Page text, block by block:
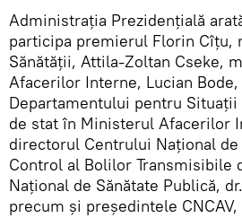
Administrația Prezidențială
participa premierul Florin
Sănătăţii, Attila-Zoltan Cseke,
Afacerilor Interne, Lucian
Departamentului pentru
de stat în Ministerul Afacerilor
directorul Centrului Naţional de
Control al Bolilor Transmisibile
Naţional de Sănătate Publică,
precum şi preşedintele